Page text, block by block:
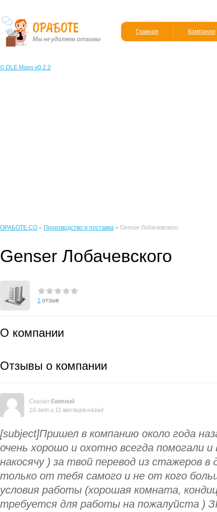
Главная Компании
© DLE Maps v0.2.2
ОРАБОТЕ.CO » Производство и поставка » Genser Лобачевского
Genser Лобачевского
1 отзыв
О компании
Отзывы о компании
Сказал Евгений
10 лет и 11 месяцев назад
[subject]Пришел в компанию около года
очень хорошо и охотно всегда помогали
накосячу ) за твой перевод из стажеров
только от тебя самого и не от кого
условия работы (хорошая комната,
требуется для работы на пожалуйста )